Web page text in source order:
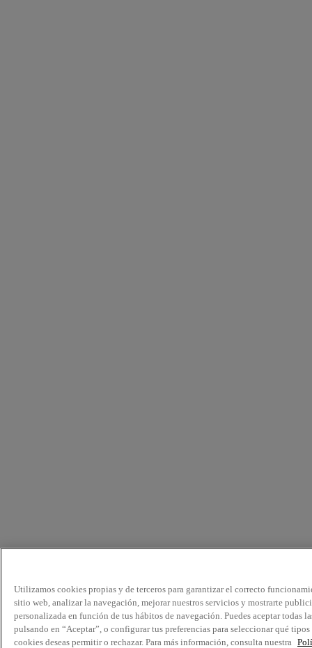
Utilizamos cookies propias y de terceros para garantizar el correcto
sitio web, analizar la navegación, mejorar nuestros servicios y mostrarte
personalizada en función de tus hábitos de navegación. Puedes aceptar todas
pulsando en “Aceptar”, o configurar tus preferencias para seleccionar qué tipos
cookies deseas permitir o rechazar. Para más información, consulta nuestra